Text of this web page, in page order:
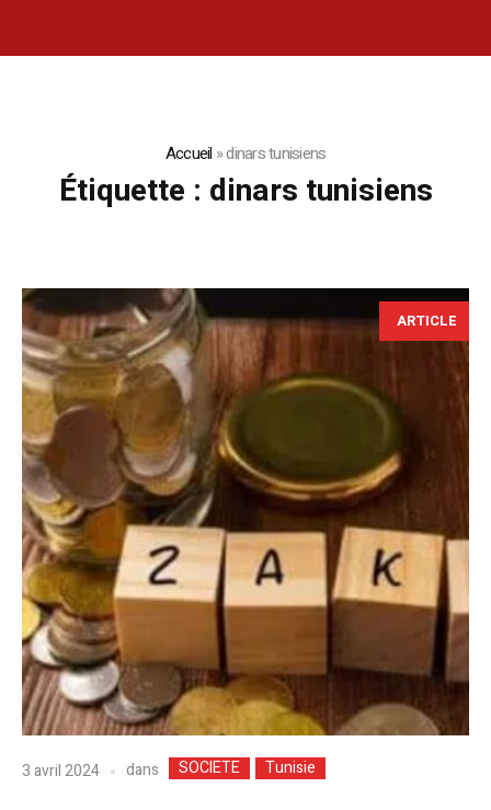
Accueil »dinars tunisiens
Étiquette : dinars tunisiens
ARTICLE
3 avril 2024 dans SOCIETE Tunisie